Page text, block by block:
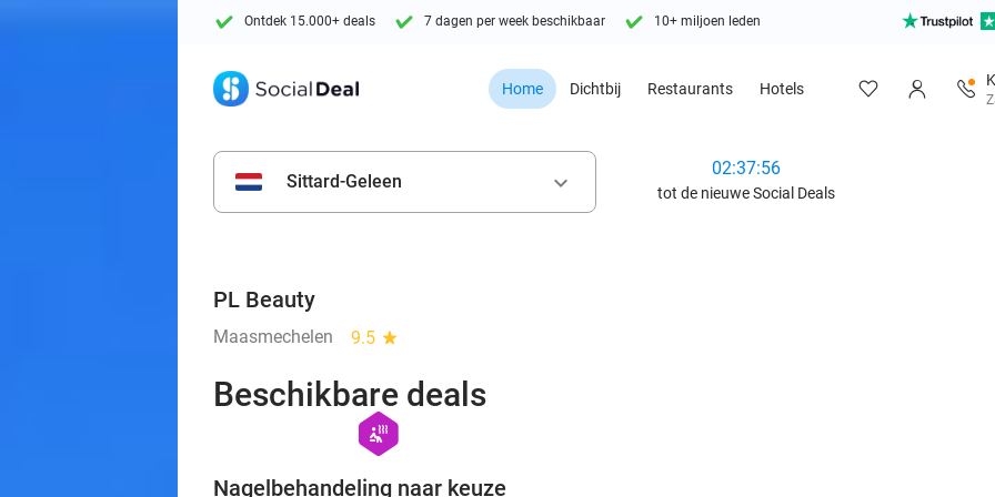
Ontdek 15.000+ deals 7 dagen per week beschikbaar 10+ miljoen leden
Home Dichtbij Restaurants Hotels
Sittard-Geleen keyboard_arrow_down
02:37:54
tot de nieuwe Social Deals
PL Beauty
Maasmechelen 9.5 star
Beschikbare deals
hexagon
wellness
Nagelbehandeling naar keuze